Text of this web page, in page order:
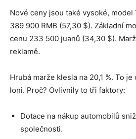
Nové ceny jsou také vysoké, model
389 900 RMB (57,30 $). Základní
cenu 233 500 juanů (34,30 $).
reklamě.
Hrubá marže klesla na 20,1 %. To
loni. Proč? Ovlivnily to tři faktory:
Dotace na nákup automobilů
společnosti.